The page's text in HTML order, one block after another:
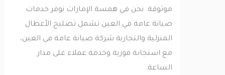
موثوقة. نحن في همسة الإمارات نوفر خدمات
صيانة عامة في العين تشمل تصليح الأعطال
المنزلية والتجارية شركة صيانة عامة في العين،
مع استجابة فورية وخدمة عملاء على مدار
الساعة.